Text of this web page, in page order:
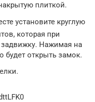
плиткой.
установите круглую
которая при
задвижку. Нажимая на
будет открыть замок.